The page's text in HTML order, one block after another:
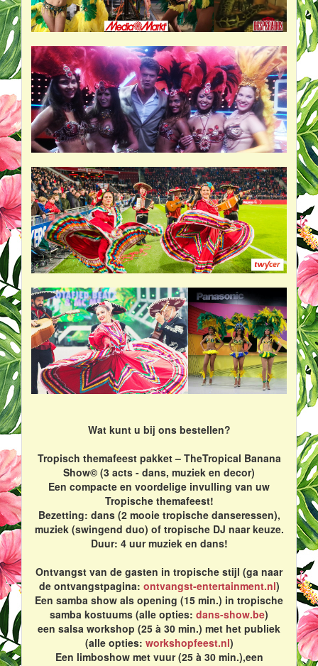
Wat kunt u bij ons bestellen?
Tropisch themafeest pakket – TheTropical Banana
Show© (3 acts - dans, muziek en decor)
Een compacte en voordelige invulling van uw
Tropische themafeest!
Bezetting: dans (2 mooie tropische danseressen),
muziek (swingend duo) of tropische DJ naar keuze.
Duur: 4 uur muziek en dans!
Ontvangst van de gasten in tropische stijl (ga naar
de ontvangstpagina: ontvangst-entertainment.nl)
Een samba show als opening (15 min.) in tropische
samba kostuums (alle opties: dans-show.be)
een salsa workshop (25 à 30 min.) met het publiek
(alle opties: workshopfeest.nl)
Een limboshow met vuur (25 à 30 min.),een